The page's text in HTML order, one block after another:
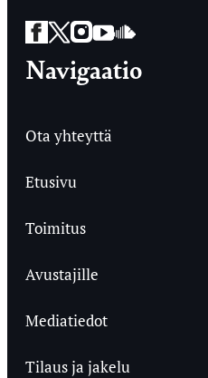
Facebook
Twitter
Instagram
YouTube
SoundCloud
Navigaatio
Ota yhteyttä
Etusivu
Toimitus
Avustajille
Mediatiedot
Tilaus ja jakelu